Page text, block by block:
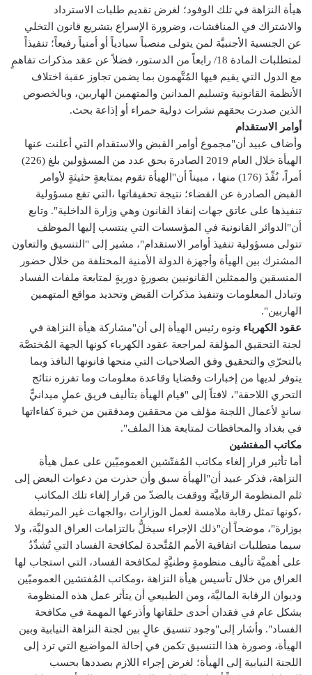
هيأة النزاهة في تلك الوفود؛ لغرض تقديم طلبات الاسترداد
والاشتراك في المناقشات، وضرورة الإسراع بتشريع قانون التخلي
عن الجنسية الأجنبيَّة لمن يتولى منصباً سيادياً أو أمنياً رفيعاً؛ تنفيذاً
لمتطلبات المادة 18/ رابعاً من الدستور، فضلاً عن عقد مذكرات تفاهمٍ
مع الدول التي يقيم فيها المُتَّهمون بما يضمن تجاوز عقبة اختلاف
الأنظمة القانونية وتسليم المدانين والمتهمين الهاربين، وبالخصوص
الذين صدرت بحقهم نشرات دولية حمراء أو إذاعة بحث.
أوامر الاستقدام
وأضاف عبيد أن"مجموع أوامر القبض والاستقدام التي أعلنت عنها
الهيأة خلال العام 2019 الصادرة بحق عدد من المسؤولين بلغ (226)
أمراً، نُفِّذَ (176) منها ، مبيناً أن"الهيأة تقوم بمتابعةٍ حثيثةٍ لأوامر
القبض الصادرة عن القضاء؛ نتيجة تحقيقاتها ،التي تقع مسؤولية
تنفيذها على عاتق جهات إنفاذ القانون وهي وزارة الداخلية". وتابع
أن"الدوائر القانونية في المؤسسات التي ينتسب إليها الموظف
تتولى مسؤولية تنفيذ أوامر الاستقدام"، مشير إلى "التنسيق والتعاون
المشترك بين الهيأة وأجهزة الدولة الأمنية المختلفة من خلال حضور
المنسقين والممثلين القانونيين بصورةٍ دوريةٍ لمتابعة ملفات الفساد
وتبادل المعلومات وتنفيذ مذكرات القبض وتحديد مواقع المتهمين
الهاربين".
عقود الكهرباء ونوه رئيس الهيأة إلى أن"مشاركة هيأة النزاهة في
لجنة التحقيق المؤلفة لمراجعة عقود الكهرباء كونها الجهة المُختصَّة
بالتحرّي والتحقيق وفق الصلاحيات التي منحها قانونها النافذ وبما
يتوفر لديها من إخبارات وقضايا وقاعدة معلومات وما تفرزه نتائج
التحري اللاحقة"، لافتاً إلى "قيام الهيأة بتأليف فريق عملٍ ميدانيٍّ
ساندٍ لأعمال اللجنة مؤلف من محققين ومدققين من خيرة كفاءاتها
في بغداد والمحافظات لمتابعة هذا الملف".
مكاتب المفتشين
أما تأثير قرار إلغاء مكاتب المُفتّشين العموميّين على عمل هيأة
النزاهة، فذكر عبيد أن"الهيأة سبق وأن حذرت من دعوات البعض إلى
ثلم المنظومة الرقابيَّة ووقفت بالضدّ من قرار إلغاء تلك المكاتب
،كونها تمثل رقابة ملامسة لعمل الوزارات ،والجهات غير المرتبطة
بوزارة"، موضحاً أن"ذلك الإجراء سيخلُّ بالتزامات العراق الدوليَّة، ولا
سيما متطلبات اتفاقية الأمم المُتَّحدة لمكافحة الفساد التي تُشدِّدُ
على أهميَّة تأليف منظومةٍ وطنيَّةٍ لمكافحة الفساد، التي استجاب لها
العراق من خلال تأسيس هيأة النزاهة ،ومكاتب المُفتشين العموميّين
وديوان الرقابة الماليَّة، ومن الطبيعي أن يتأثر عمل هذه المنظومة
بشكل عام في فقدان أحدى حلقاتها وأذرعها المهمة في مكافحة
الفساد". وأشار إلى"وجود تنسيق عالٍ بين لجنة النزاهة النيابية وبين
الهيأة، وصورة هذا التنسيق تكمن في إحالة المواضيع التي ترد إلى
اللجنة النيابية إلى الهيأة؛ لغرض إجراء اللازم بصددها بحسب